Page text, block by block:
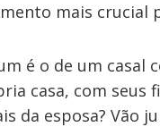
mais crucial
é o de um casal
casa, com seus
da esposa? Vão